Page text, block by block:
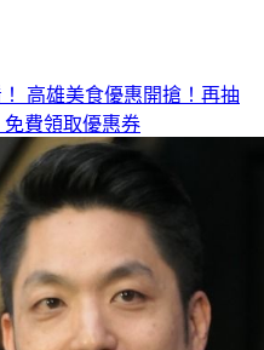
高雄美食優惠開搶！再抽
費領取優惠券